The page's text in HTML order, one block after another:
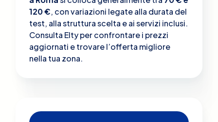
120 €, con variazioni legate alla durata del
test, alla struttura scelta e ai servizi inclusi.
Consulta Elty per confrontare i prezzi
aggiornati e trovare l’offerta migliore
nella tua zona.